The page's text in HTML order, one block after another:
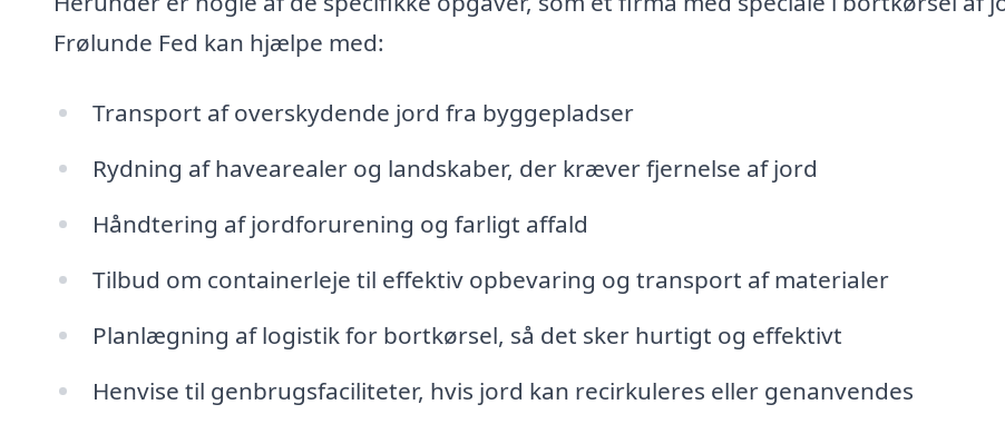
Frølunde Fed kan hjælpe med:
Transport af overskydende jord fra byggepladser
Rydning af havearealer og landskaber, der kræver fjernelse af jord
Håndtering af jordforurening og farligt affald
Tilbud om containerleje til effektiv opbevaring og transport af materialer
Planlægning af logistik for bortkørsel, så det sker hurtigt og effektivt
Henvise til genbrugsfaciliteter, hvis jord kan recirkuleres eller genanvendes